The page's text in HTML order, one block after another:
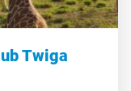
Twiga